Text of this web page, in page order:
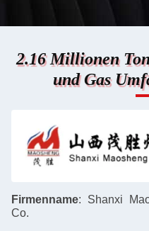
2.16 Millionen
und Gas
Firmenname: Shanxi
Co.